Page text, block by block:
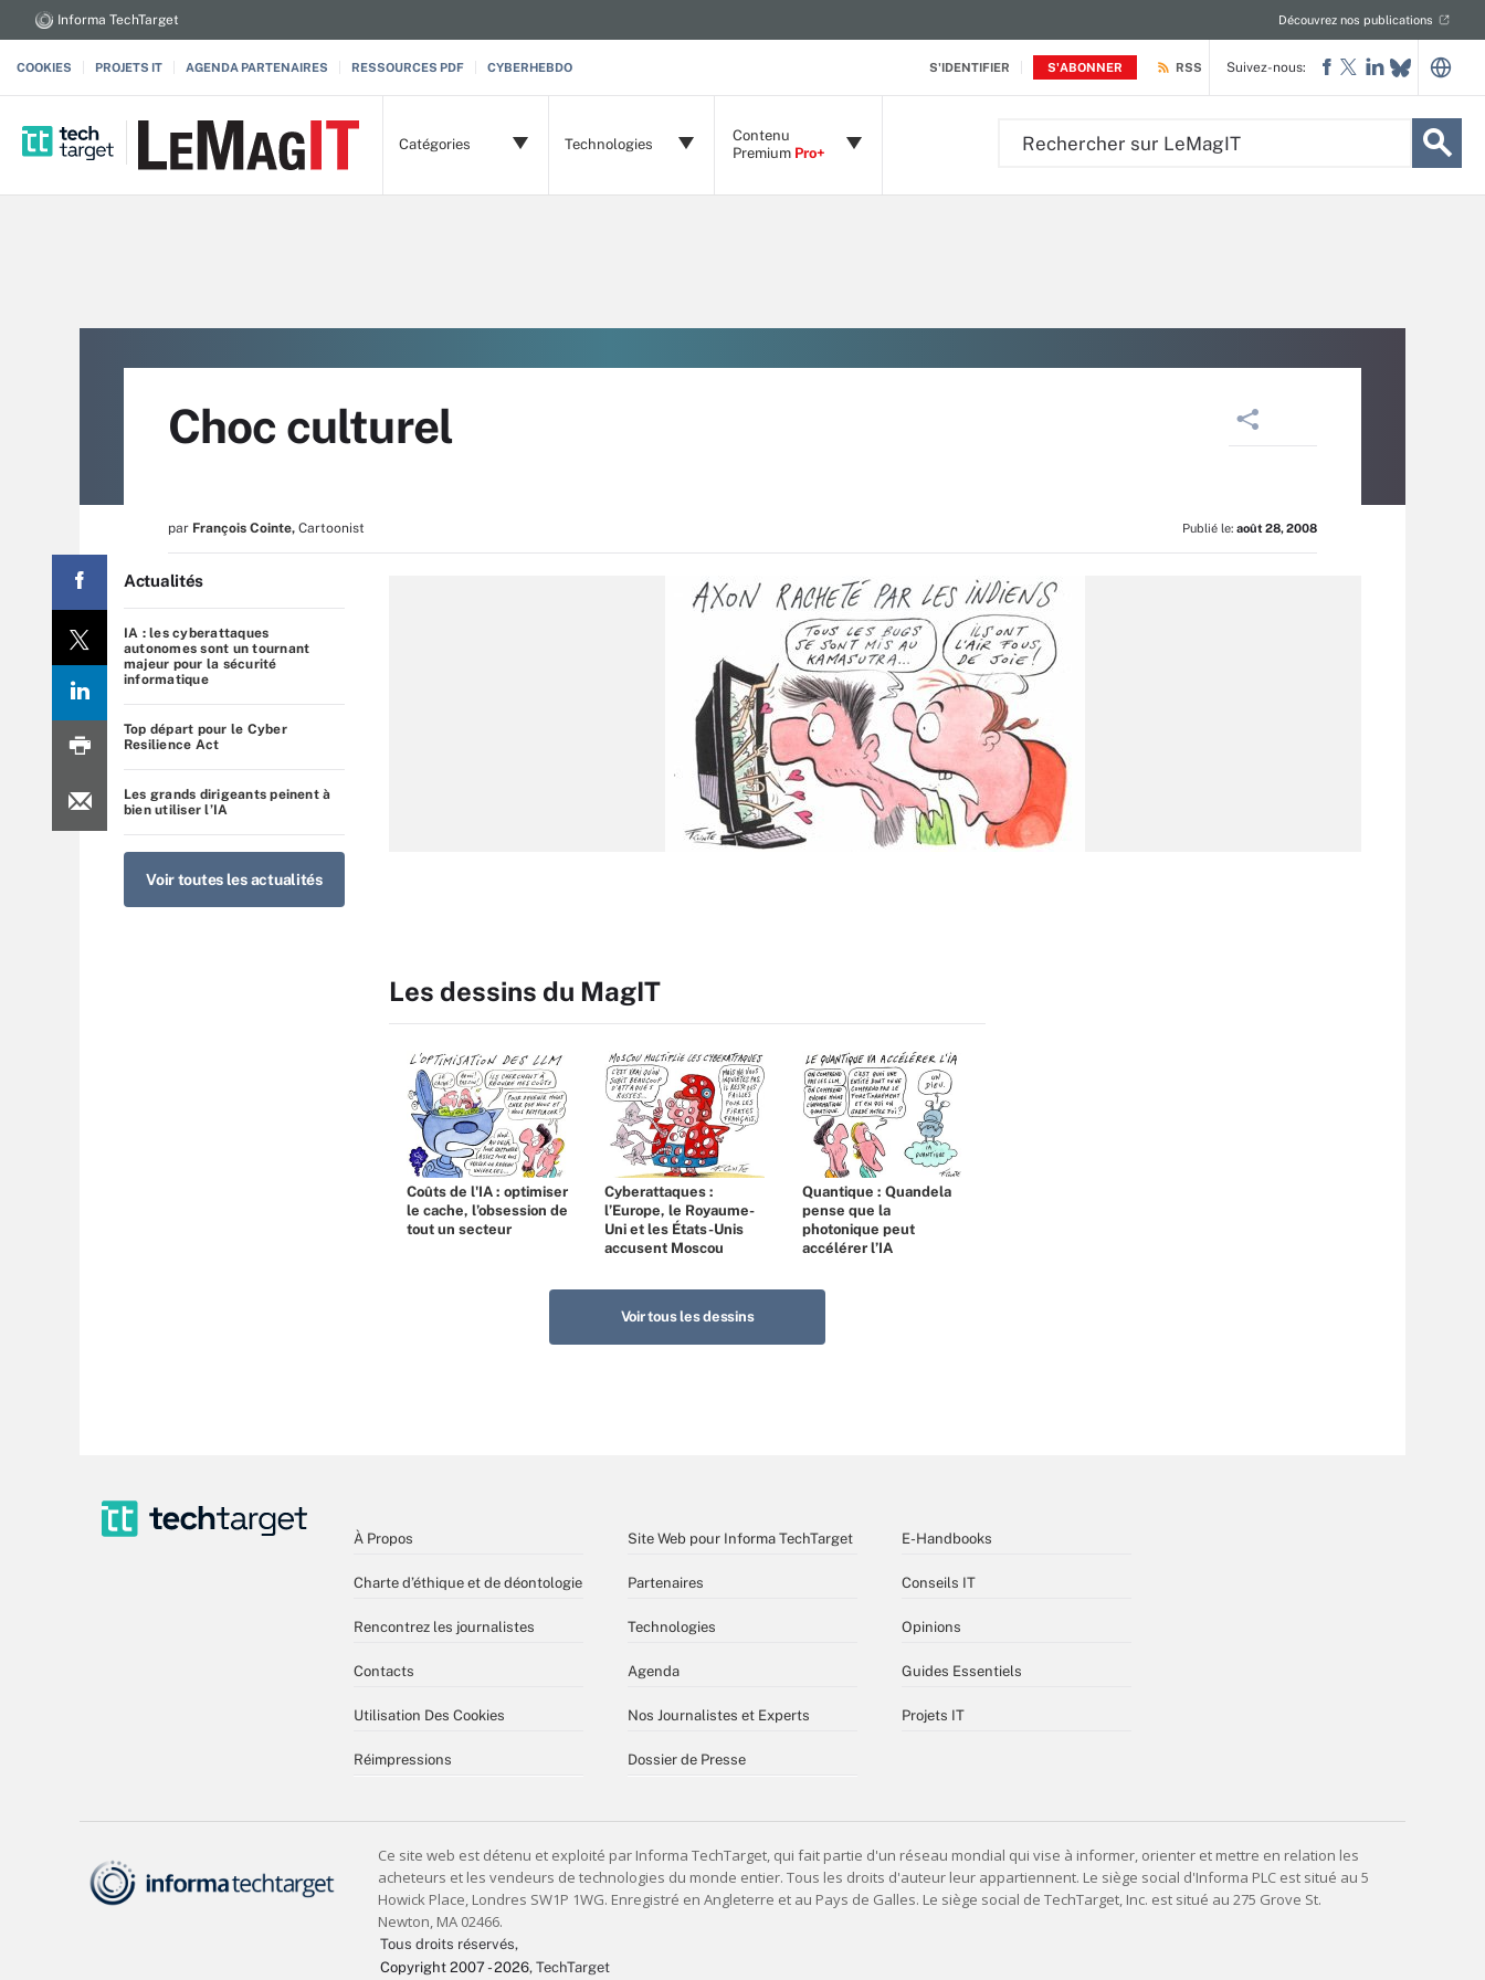
S'IDENTIFIER S'ABONNER
Informa TechTarget Découvrez nos publications
COOKIES PROJETS IT AGENDA PARTENAIRES RESSOURCES PDF CYBERHEBDO RSS
Catégories Technologies
Contenu
Premium Pro+
Suivez-nous:
Choc culturel
par François Cointe, Cartoonist Publié le: août 28, 2008
Actualités
IA : les cyberattaques
autonomes sont un tournant
majeur pour la sécurité
informatique
Top départ pour le Cyber
Resilience Act
Les grands dirigeants peinent à
bien utiliser l’IA
Voir toutes les actualités
Les dessins du MagIT
Coûts de l'IA : optimiser
le cache, l’obsession de
tout un secteur
Cyberattaques :
l’Europe, le Royaume-
Uni et les États-Unis
accusent Moscou
Quantique : Quandela
pense que la
photonique peut
accélérer l’IA
Voir tous les dessins
À Propos
Charte d’éthique et de déontologie
Rencontrez les journalistes
Contacts
Utilisation Des Cookies
Réimpressions
Site Web pour Informa TechTarget
Partenaires
Technologies
Agenda
Nos Journalistes et Experts
Dossier de Presse
E-Handbooks
Conseils IT
Opinions
Guides Essentiels
Projets IT
Tous droits réservés,
Copyright 2007 - 2026, TechTarget